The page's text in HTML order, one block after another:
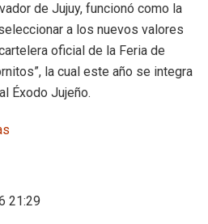
de Jujuy, funcionó como la
a los nuevos valores
oficial de la Feria de
la cual este año se integra
Éxodo Jujeño.
21:29